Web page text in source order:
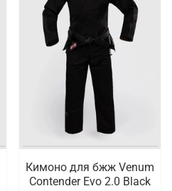
Кимоно для бжж Venum
Contender Evo 2.0 Black